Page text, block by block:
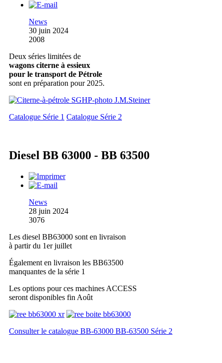
News
30 juin 2024
2008
Deux séries limitées de
wagons citerne à essieux
pour le transport de Pétrole
sont en préparation pour 2025.
Catalogue Série 1 Catalogue Série 2
Diesel BB 63000 - BB 63500
News
28 juin 2024
3076
Les diesel BB63000 sont en livraison
à partir du 1er juillet
Également en livraison les BB63500
manquantes de la série 1
Les options pour ces machines ACCESS
seront disponibles fin Août
Consulter le catalogue BB-63000 BB-63500 Série 2